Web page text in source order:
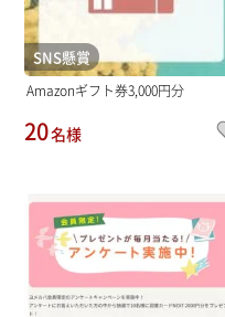
SNS懸賞
Amazonギフト券3,000円分
20名様